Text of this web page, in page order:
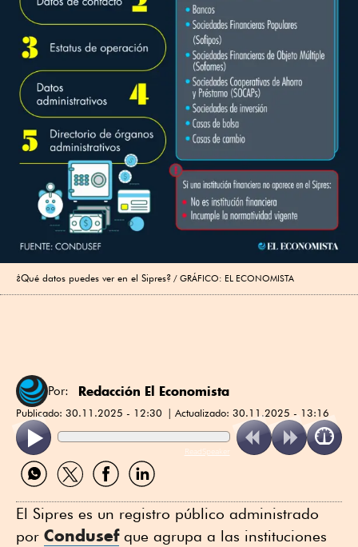
¿Qué datos puedes ver en el Sipres? GRÁFICO: EL ECONOMISTA
Por: Redacción El Economista
Publicado: 30.11.2025 - 12:30 Actualizado: 30.11.2025 - 13:16
ReadSpeaker
Compartir
por
Compartir
por
Compartir
por
Compartir
por
El Sipres es un registro público administrado
por Condusefque agrupa a las instituciones